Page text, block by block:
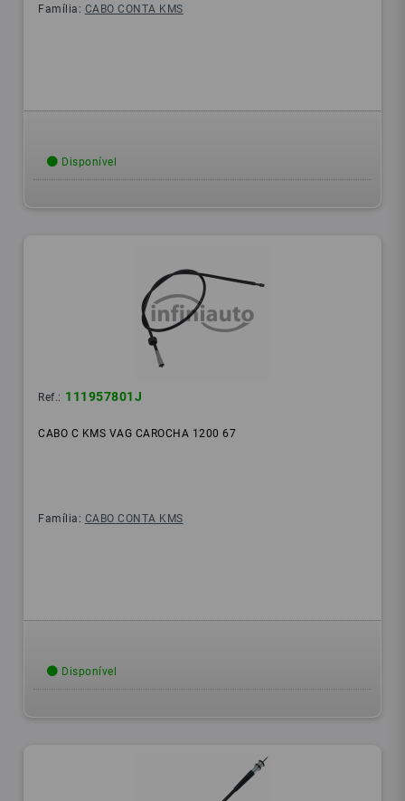
Família: CABO CONTA KMS
Disponível
Ref.: 111957801J
CABO C KMS VAG CAROCHA 1200 67
Família: CABO CONTA KMS
Disponível